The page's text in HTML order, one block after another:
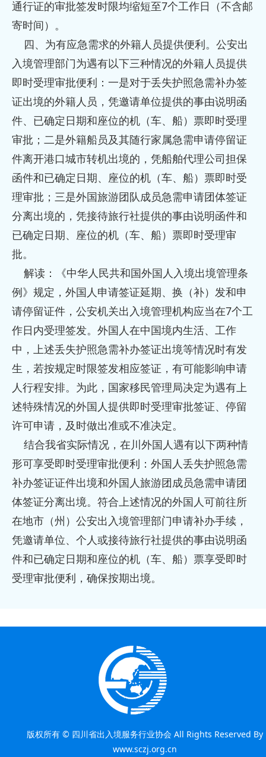
通行证的审批签发时限均缩短至7个工作日（不含邮
寄时间）。
四、为有应急需求的外籍人员提供便利。公安出
入境管理部门为遇有以下三种情况的外籍人员提供
即时受理审批便利：一是对于丢失护照急需补办签
证出境的外籍人员，凭邀请单位提供的事由说明函
件、已确定日期和座位的机（车、船）票即时受理
审批；二是外籍船员及其随行家属急需申请停留证
件离开港口城市转机出境的，凭船舶代理公司担保
函件和已确定日期、座位的机（车、船）票即时受
理审批；三是外国旅游团队成员急需申请团体签证
分离出境的，凭接待旅行社提供的事由说明函件和
已确定日期、座位的机（车、船）票即时受理审
批。
解读：《中华人民共和国外国人入境出境管理条
例》规定，外国人申请签证延期、换（补）发和申
请停留证件，公安机关出入境管理机构应当在7个工
作日内受理签发。外国人在中国境内生活、工作
中，上述丢失护照急需补办签证出境等情况时有发
生，若按规定时限签发相应签证，有可能影响申请
人行程安排。为此，国家移民管理局决定为遇有上
述特殊情况的外国人提供即时受理审批签证、停留
许可申请，及时做出准或不准决定。
结合我省实际情况，在川外国人遇有以下两种情
形可享受即时受理审批便利：外国人丢失护照急需
补办签证证件出境和外国人旅游团成员急需申请团
体签证分离出境。符合上述情况的外国人可前往所
在地市（州）公安出入境管理部门申请补办手续，
凭邀请单位、个人或接待旅行社提供的事由说明函
件和已确定日期和座位的机（车、船）票享受即时
受理审批便利，确保按期出境。
版权所有 © 四川省出入境服务行业协会 All Rights Reserved By
www.sczj.org.cn